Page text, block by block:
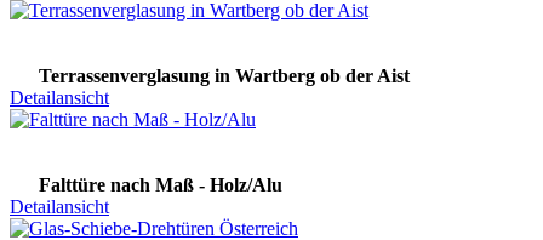
Terrassenverglasung in Wartberg ob der Aist
Detailansicht
Falttüre nach Maß - Holz/Alu
Detailansicht